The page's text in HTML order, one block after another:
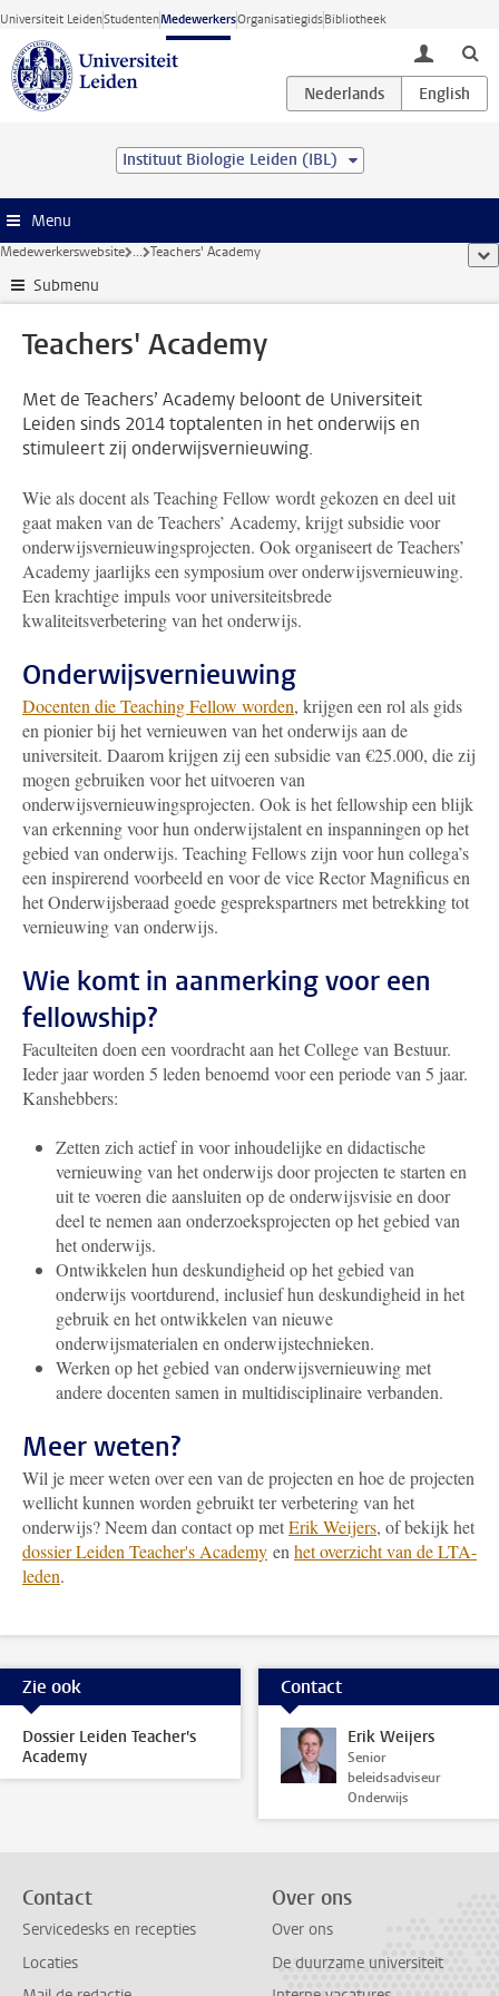
Ga direct naar de inhoud
Universiteit LeidenStudentenMedewerkersOrganisatiegidsBibliotheek
toggle
Instituut Biologie Leiden (IBL)
Menu
Medewerkerswebsite ... Teachers' Academy
Submenu
Teachers' Academy
Met de Teachers’ Academy beloont de Universiteit
Leiden sinds 2014 toptalenten in het onderwijs en
stimuleert zij onderwijsvernieuwing.
Wie als docent als Teaching Fellow wordt gekozen en deel uit
gaat maken van de Teachers’ Academy, krijgt subsidie voor
onderwijsvernieuwingsprojecten. Ook organiseert de Teachers’
Academy jaarlijks een symposium over onderwijsvernieuwing.
Een krachtige impuls voor universiteitsbrede
kwaliteitsverbetering van het onderwijs.
Onderwijsvernieuwing
Docenten die Teaching Fellow worden, krijgen een rol als gids
en pionier bij het vernieuwen van het onderwijs aan de
universiteit. Daarom krijgen zij een subsidie van €25.000, die zij
mogen gebruiken voor het uitvoeren van
onderwijsvernieuwingsprojecten. Ook is het fellowship een blijk
van erkenning voor hun onderwijstalent en inspanningen op het
gebied van onderwijs. Teaching Fellows zijn voor hun collega’s
een inspirerend voorbeeld en voor de vice Rector Magnificus en
het Onderwijsberaad goede gesprekspartners met betrekking tot
vernieuwing van onderwijs.
Wie komt in aanmerking voor een
fellowship?
Faculteiten doen een voordracht aan het College van Bestuur.
Ieder jaar worden 5 leden benoemd voor een periode van 5 jaar.
Kanshebbers:
Zetten zich actief in voor inhoudelijke en didactische
vernieuwing van het onderwijs door projecten te starten en
uit te voeren die aansluiten op de onderwijsvisie en door
deel te nemen aan onderzoeksprojecten op het gebied van
het onderwijs.
Ontwikkelen hun deskundigheid op het gebied van
onderwijs voortdurend, inclusief hun deskundigheid in het
gebruik en het ontwikkelen van nieuwe
onderwijsmaterialen en onderwijstechnieken.
Werken op het gebied van onderwijsvernieuwing met
andere docenten samen in multidisciplinaire verbanden.
Meer weten?
Wil je meer weten over een van de projecten en hoe de projecten
wellicht kunnen worden gebruikt ter verbetering van het
onderwijs? Neem dan contact op metErik Weijers, of bekijk het
dossier Leiden Teacher's Academy en het overzicht van de LTA-
leden.
Zie ook
Dossier Leiden Teacher's
Academy
Contact
Erik Weijers
Senior
beleidsadviseur
Onderwijs
Contact
Servicedesks en recepties
Locaties
Over ons
Over ons
De duurzame universiteit